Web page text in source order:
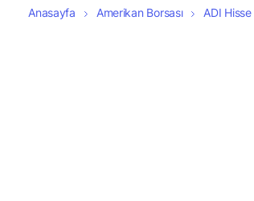
Anasayfa Amerikan Borsası ADI Hisse